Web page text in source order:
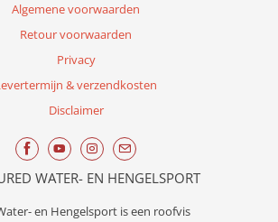
Algemene voorwaarden
Retour voorwaarden
Privacy
& verzendkosten
Disclaimer
WATER- EN HENGELSPORT
en Hengelsport is een roofvis